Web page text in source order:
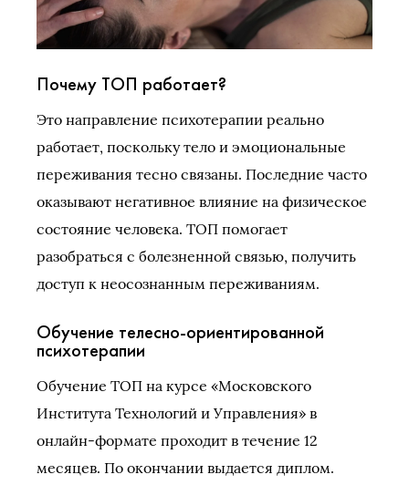
Почему ТОП работает?
Это направление психотерапии реально
работает, поскольку тело и эмоциональные
переживания тесно связаны. Последние часто
оказывают негативное влияние на физическое
состояние человека. ТОП помогает
разобраться с болезненной связью, получить
доступ к неосознанным переживаниям.
Обучение телесно-ориентированной
психотерапии
Обучение ТОП на курсе «Московского
Института Технологий и Управления» в
онлайн-формате проходит в течение 12
месяцев. По окончании выдается диплом.